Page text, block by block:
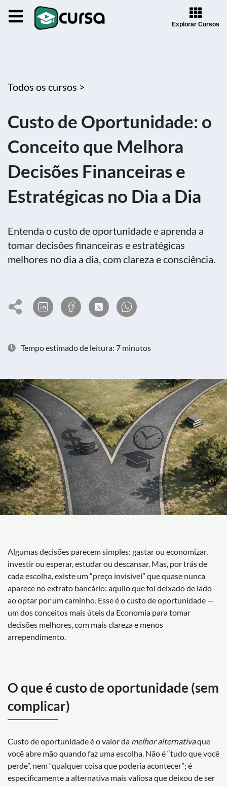
Explorar Cursos
Todos os cursos >
Custo de Oportunidade: o
Conceito que Melhora
Decisões Financeiras e
Estratégicas no Dia a Dia
Entenda o custo de oportunidade e aprenda a
tomar decisões financeiras e estratégicas
melhores no dia a dia, com clareza e consciência.
Tempo estimado de leitura: 7 minutos
Algumas decisões parecem simples: gastar ou economizar,
investir ou esperar, estudar ou descansar. Mas, por trás de
cada escolha, existe um “preço invisível” que quase nunca
aparece no extrato bancário: aquilo que foi deixado de lado
ao optar por um caminho. Esse é o custo de oportunidade —
um dos conceitos mais úteis da Economia para tomar
decisões melhores, com mais clareza e menos
arrependimento.
O que é custo de oportunidade (sem
complicar)
Custo de oportunidade é o valor da melhor alternativaque
você abre mão quando faz uma escolha. Não é “tudo que você
perde”, nem “qualquer coisa que poderia acontecer”; é
especificamente a alternativa mais valiosa que deixou de ser